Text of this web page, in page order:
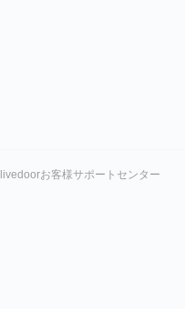
livedoorお客様サポートセンター